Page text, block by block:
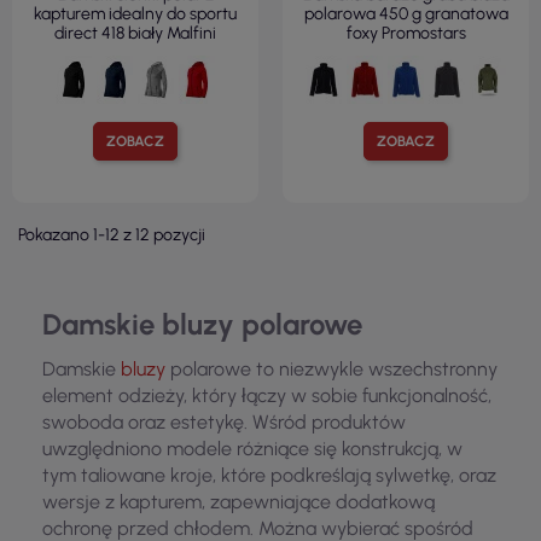
ZOBACZ
kapturem idealny do sportu
direct 418 biały Malfini
ZOBACZ
polarowa 450 g granatowa
foxy Promostars
Pokazano 1-12 z 12 pozycji
Damskie bluzy polarowe
Damskie bluzy polarowe to niezwykle wszechstronny
element odzieży, który łączy w sobie funkcjonalność,
swoboda oraz estetykę. Wśród produktów
uwzględniono modele różniące się konstrukcją, w
tym taliowane kroje, które podkreślają sylwetkę, oraz
wersje z kapturem, zapewniające dodatkową
ochronę przed chłodem. Można wybierać spośród